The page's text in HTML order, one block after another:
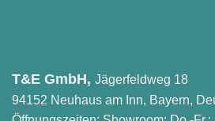
T&E GmbH, Jägerfeldweg 18
94152 Neuhaus am Inn, Bayern,